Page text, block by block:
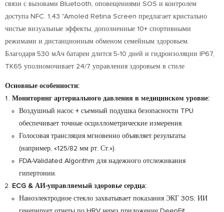
связи с вызовами Bluetooth, оповещениями SOS и контролем
доступа NFC. 1,43 "Amoled Retina Screen предлагает кристально
чистые визуальные эффекты, дополненные 10+ спортивными
режимами и дистанционным обменом семейным здоровьем.
Благодаря 530 мАч батареи длится 5-10 дней и гидроизоляции IP67,
TK65 уполномочивает 24/7 управления здоровьем в стиле
Основные особенности:
Мониторинг артериального давления в медицинском уровне:
Воздушный насос + съемный подушка безопасности TPU
обеспечивает точные осциллометрические измерения.
Голосовая трансляция мгновенно объявляет результаты
(например, «125/82 мм рт. Ст.»).
FDA-Validated Algorithm для надежного отслеживания
гипертонии.
ECG & АИ-управляемый здоровье сердца:
Наноэлектродное стекло захватывает показания ЭКГ 30S; ИИ